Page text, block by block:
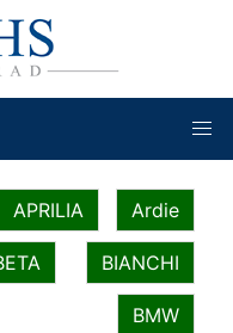
APRILIA Ardie
BIANCHI
BMW